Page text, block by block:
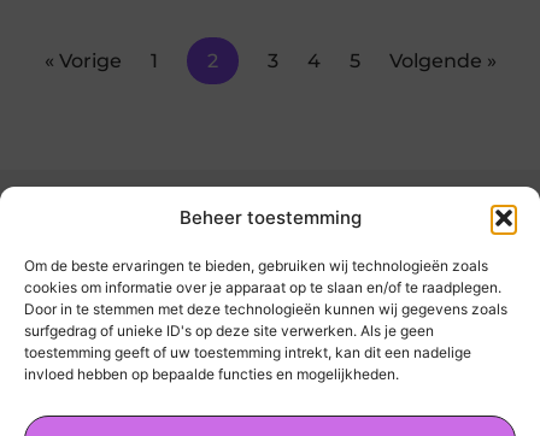
Beheer toestemming
Om de beste ervaringen te bieden, gebruiken wij technologieën zoals
cookies om informatie over je apparaat op te slaan en/of te raadplegen.
Door in te stemmen met deze technologieën kunnen wij gegevens zoals
surfgedrag of unieke ID's op deze site verwerken. Als je geen
toestemming geeft of uw toestemming intrekt, kan dit een nadelige
invloed hebben op bepaalde functies en mogelijkheden.
« Vorige 1 2 3 4 5 Volgende »
kickinsite.nl – Echt, eerlijk, alles wat telt.
Een verzameling van blogs en artikelen die
een breed scala aan onderwerpen uit het